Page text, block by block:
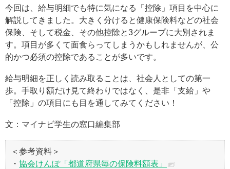
今回は、給与明細でも特に気になる「控除」項目を中心に
解説してきました。大きく分けると健康保険料などの社会
保険、そして税金、その他控除と3グループに大別されま
す。項目が多くて面食らってしまうかもしれませんが、公
的かつ必須の控除であることが多いです。
給与明細を正しく読み取ることは、社会人としての第一
歩。手取り額だけ見て終わりではなく、是非「支給」や
「控除」の項目にも目を通してみてください！
文：マイナビ学生の窓口編集部
＜参考資料＞
・ 協会けんぽ「都道府県毎の保険料額表」